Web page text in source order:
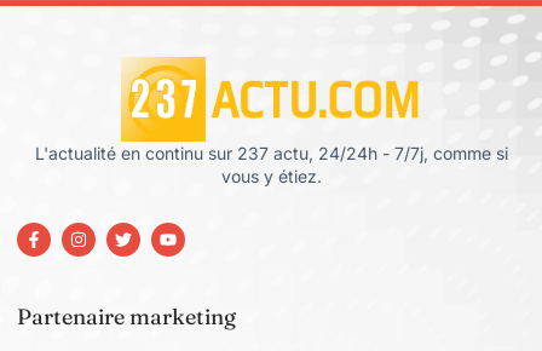
L'actualité en continu sur 237 actu, 24/24h - 7/7j, comme si
vous y étiez.
Partenaire marketing